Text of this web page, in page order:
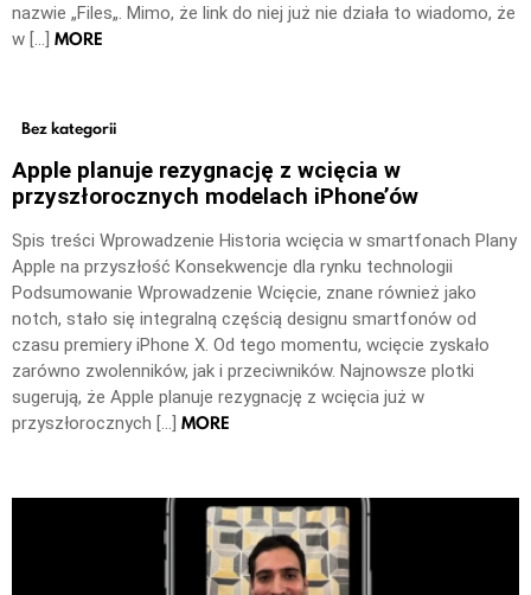
nazwie „Files„. Mimo, że link do niej już nie działa to wiadomo, że
w […] MORE
Bez kategorii
Apple planuje rezygnację z wcięcia w
przyszłorocznych modelach iPhone’ów
Spis treści Wprowadzenie Historia wcięcia w smartfonach Plany
Apple na przyszłość Konsekwencje dla rynku technologii
Podsumowanie Wprowadzenie Wcięcie, znane również jako
notch, stało się integralną częścią designu smartfonów od
czasu premiery iPhone X. Od tego momentu, wcięcie zyskało
zarówno zwolenników, jak i przeciwników. Najnowsze plotki
sugerują, że Apple planuje rezygnację z wcięcia już w
przyszłorocznych […] MORE